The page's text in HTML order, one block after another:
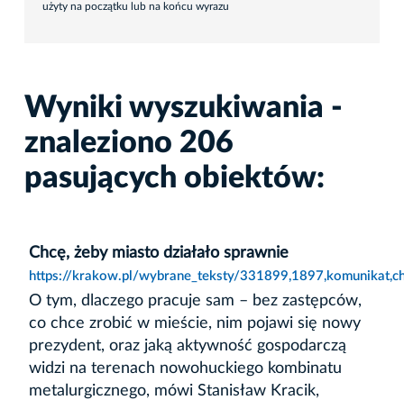
użyty na początku lub na końcu wyrazu
Wyniki wyszukiwania -
znaleziono 206
pasujących obiektów:
Chcę, żeby miasto działało sprawnie
https://krakow.pl/wybrane_teksty/
O tym, dlaczego pracuje sam – bez zastępców,
co chce zrobić w mieście, nim pojawi się nowy
prezydent, oraz jaką aktywność gospodarczą
widzi na terenach nowohuckiego kombinatu
metalurgicznego, mówi Stanisław Kracik,